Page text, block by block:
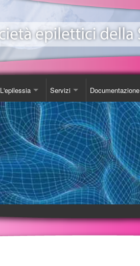
L'epilessia
Come Comportarsi
Servizi
Consulenza
Luoghi d'incontro
Biblioteca
Videoteca
Carta SOS
Documentazione
Libro
Studi
DVD
Opuscoli
Ordinazioni